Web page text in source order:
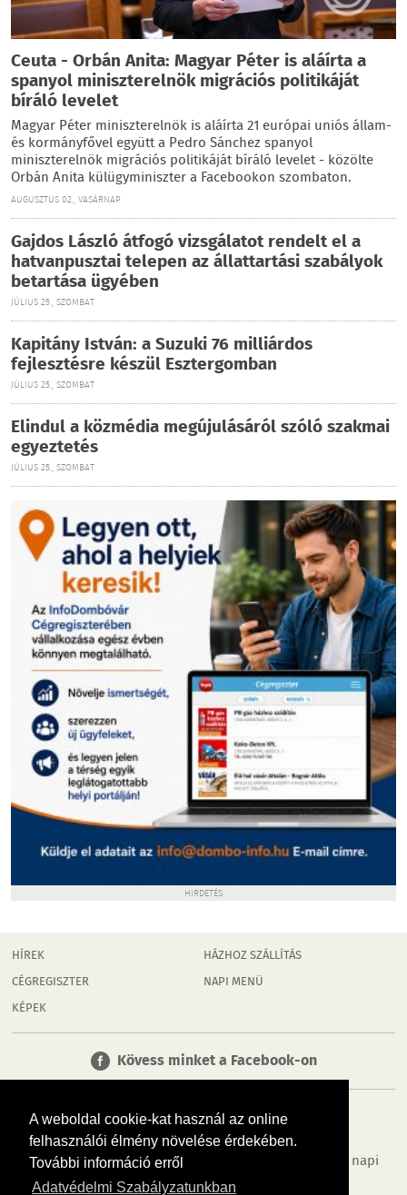
A weboldal cookie-kat használ az online
felhasználói élmény növelése érdekében.
További információ erről
Adatvédelmi Szabályzatunkban
Ceuta - Orbán Anita: Magyar Péter is aláírta a
spanyol miniszterelnök migrációs politikáját
bíráló levelet
Magyar Péter miniszterelnök is aláírta 21 európai uniós állam-
és kormányfővel együtt a Pedro Sánchez spanyol
miniszterelnök migrációs politikáját bíráló levelet - közölte
Orbán Anita külügyminiszter a Facebookon szombaton.
AUGUSZTUS 02., VASÁRNAP
Gajdos László átfogó vizsgálatot rendelt el a
hatvanpusztai telepen az állattartási szabályok
betartása ügyében
JÚLIUS 25., SZOMBAT
Kapitány István: a Suzuki 76 milliárdos
fejlesztésre készül Esztergomban
JÚLIUS 25., SZOMBAT
Elindul a közmédia megújulásáról szóló szakmai
egyeztetés
JÚLIUS 25., SZOMBAT
HIRDETÉS
HÍREK
CÉGREGISZTER
KÉPEK
HÁZHOZ SZÁLLÍTÁS
NAPI MENÜ
Kövess minket a Facebook-on
Tudj meg többet városodról! Hírek, programok, képek, napi
menü, cégek…. és minden, ami Dombóvár